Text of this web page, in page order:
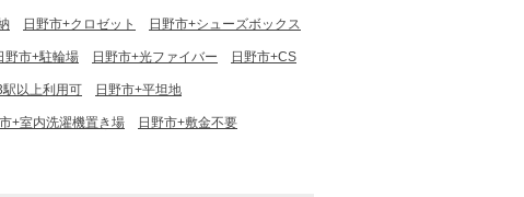
日野市+クロゼット 日野市+シューズボックス
野市+駐輪場 日野市+光ファイバー 日野市+CS
駅以上利用可 日野市+平坦地
+室内洗濯機置き場 日野市+敷金不要